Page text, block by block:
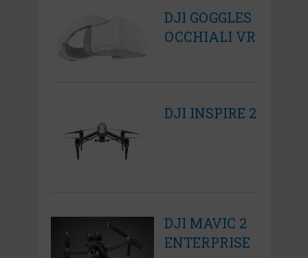
DJI GOGGLES
OCCHIALI VR
DJI INSPIRE 2
DJI MAVIC 2
ENTERPRISE